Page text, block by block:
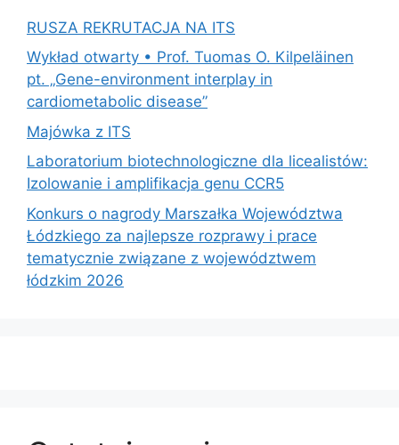
RUSZA REKRUTACJA NA ITS
Wykład otwarty • Prof. Tuomas O. Kilpeläinen
pt. „Gene-environment interplay in
cardiometabolic disease”
Majówka z ITS
Laboratorium biotechnologiczne dla licealistów:
Izolowanie i amplifikacja genu CCR5
Konkurs o nagrody Marszałka Województwa
Łódzkiego za najlepsze rozprawy i prace
tematycznie związane z województwem
łódzkim 2026